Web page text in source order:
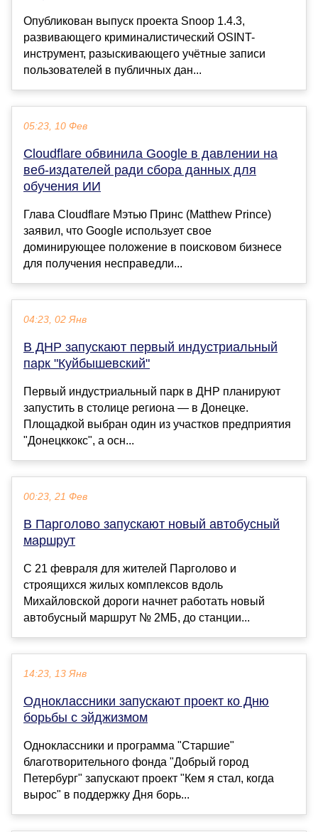
Опубликован выпуск проекта Snoop 1.4.3,
развивающего криминалистический OSINT-
инструмент, разыскивающего учётные записи
пользователей в публичных дан...
05:23, 10 Фев
Cloudflare обвинила Google в давлении на
веб-издателей ради сбора данных для
обучения ИИ
Глава Cloudflare Мэтью Принс (Matthew Prince)
заявил, что Google использует свое
доминирующее положение в поисковом бизнесе
для получения несправедли...
04:23, 02 Янв
В ДНР запускают первый индустриальный
парк "Куйбышевский"
Первый индустриальный парк в ДНР планируют
запустить в столице региона — в Донецке.
Площадкой выбран один из участков предприятия
"Донецккокс", а осн...
00:23, 21 Фев
В Парголово запускают новый автобусный
маршрут
С 21 февраля для жителей Парголово и
строящихся жилых комплексов вдоль
Михайловской дороги начнет работать новый
автобусный маршрут № 2МБ, до станции...
14:23, 13 Янв
Одноклассники запускают проект ко Дню
борьбы с эйджизмом
Одноклассники и программа "Старшие"
благотворительного фонда "Добрый город
Петербург" запускают проект "Кем я стал, когда
вырос" в поддержку Дня борь...